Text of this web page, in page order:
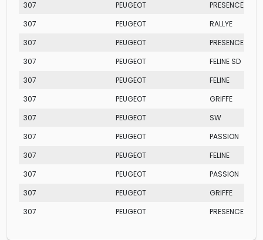
307 PEUGEOT
PRESENCE SD
307
PEUGEOT
RALLYE
307
PEUGEOT
PRESENCE
307
PEUGEOT
FELINE SD
307
PEUGEOT
FELINE
307
PEUGEOT
GRIFFE
307
PEUGEOT
SW
307
PEUGEOT
PASSION
307
PEUGEOT
FELINE
307
PEUGEOT
PASSION
307
PEUGEOT
GRIFFE
307
PEUGEOT PRESENCE PACK